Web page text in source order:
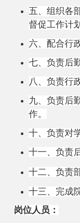
五、组织各
督促工作计
六、配合行
七、 负责后
八 、负责行
九、负责后
作。
十、负责对
十一、负责
十二、负责
十三、完成
岗位人员：